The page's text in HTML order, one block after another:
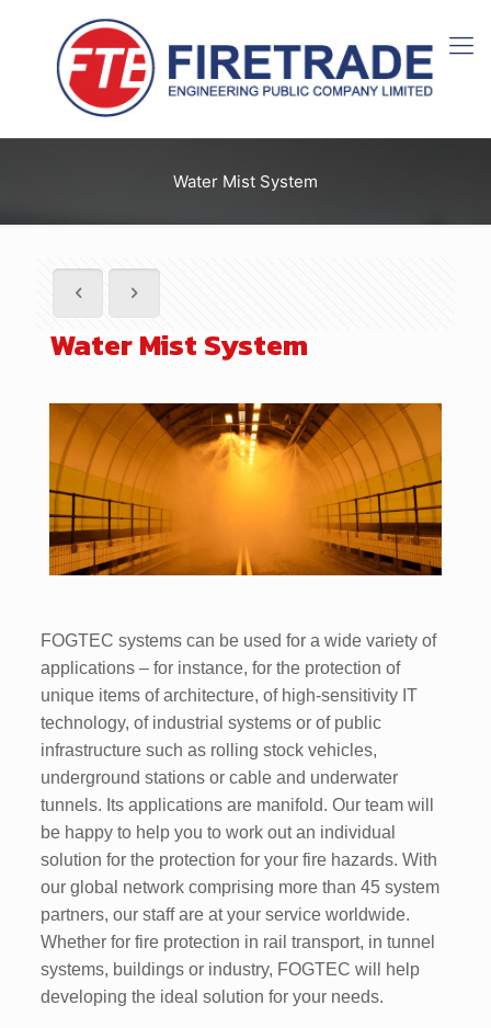
Water Mist System
Water Mist System
FOGTEC systems can be used for a wide variety of
applications – for instance, for the protection of
unique items of architecture, of high-sensitivity IT
technology, of industrial systems or of public
infrastructure such as rolling stock vehicles,
underground stations or cable and underwater
tunnels. Its applications are manifold. Our team will
be happy to help you to work out an individual
solution for the protection for your fire hazards. With
our global network comprising more than 45 system
partners, our staff are at your service worldwide.
Whether for fire protection in rail transport, in tunnel
systems, buildings or industry, FOGTEC will help
developing the ideal solution for your needs.